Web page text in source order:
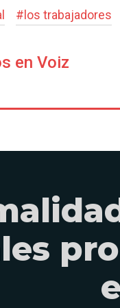
# los trabajadores
en Voiz